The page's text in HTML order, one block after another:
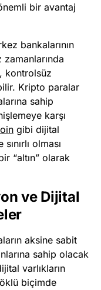
bir avantaj
bankalarının
kontrolsüz
Kripto paralar
sahip
karşı
gibi dijital
olması
“altın” olarak
ve Dijital
aksine sabit
sahip olacak
varlıkların
biçimde